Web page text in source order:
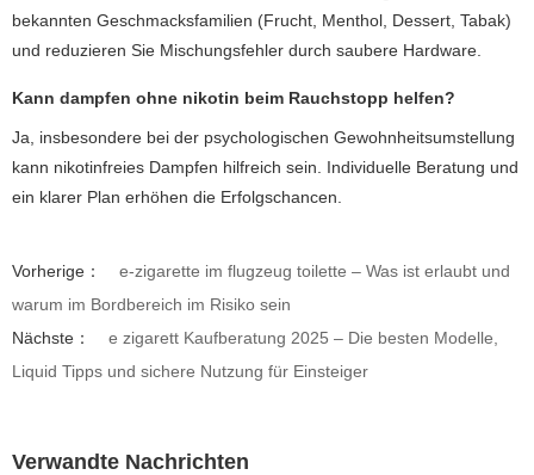
bekannten Geschmacksfamilien (Frucht, Menthol, Dessert, Tabak)
und reduzieren Sie Mischungsfehler durch saubere Hardware.
Kann dampfen ohne nikotin beim Rauchstopp helfen?
Ja, insbesondere bei der psychologischen Gewohnheitsumstellung
kann nikotinfreies Dampfen hilfreich sein. Individuelle Beratung und
ein klarer Plan erhöhen die Erfolgschancen.
Vorherige：
e-zigarette im flugzeug toilette – Was ist erlaubt und
warum im Bordbereich im Risiko sein
Nächste：
e zigarett Kaufberatung 2025 – Die besten Modelle,
Liquid Tipps und sichere Nutzung für Einsteiger
Verwandte Nachrichten